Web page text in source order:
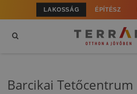
LAKOSSÁG ÉPÍTÉSZ
Barcikai Tetőcentrum